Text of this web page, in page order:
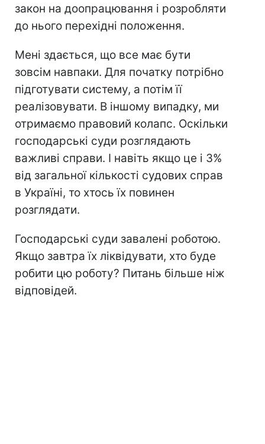
закон на доопрацювання і розробляти
до нього перехідні положення.
Мені здається, що все має бути
зовсім навпаки. Для початку потрібно
підготувати систему, а потім її
реалізовувати. В іншому випадку, ми
отримаємо правовий колапс. Оскільки
господарські суди розглядають
важливі справи. І навіть якщо це і 3%
від загальної кількості судових справ
в Україні, то хтось їх повинен
розглядати.
Господарські суди завалені роботою.
Якщо завтра їх ліквідувати, хто буде
робити цю роботу? Питань більше ніж
відповідей.